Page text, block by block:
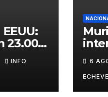
23.000
y el
INFO 6